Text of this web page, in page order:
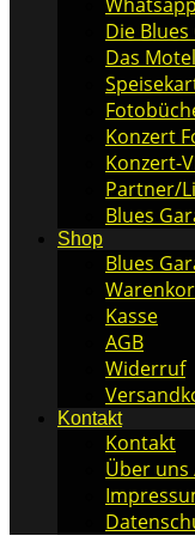
Die
Das
Konzert
Konzert-
Partner/
Blues
Shop
Blues
Kasse
AGB
Widerruf
Kontakt
Kontakt
Über